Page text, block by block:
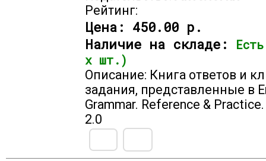
Рейтинг:
Цена: 450.00 р.
Наличие на складе:
х шт.)
Описание: Книга ответов и
задания, представленные в
Grammar. Reference & Practice.
2.0